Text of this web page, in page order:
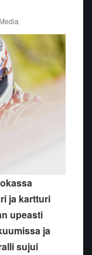
ja kartturi
upeasti
ja
sujui